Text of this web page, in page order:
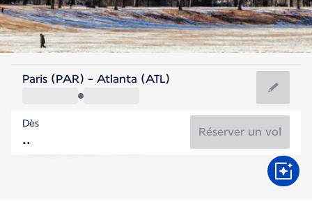
Etats-Unis
Atlanta
Etats-Unis
Durée du vol
Paris (PAR) - Atlanta (ATL)
Dès
Réserver un vol